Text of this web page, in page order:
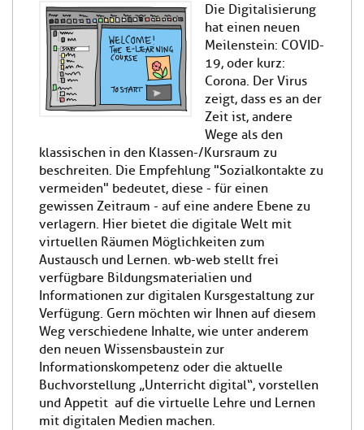
Die Digitalisierung
hat einen neuen
Meilenstein: COVID-
19, oder kurz:
Corona. Der Virus
zeigt, dass es an der
Zeit ist, andere
Wege als den
klassischen in den Klassen-/Kursraum zu
beschreiten. Die Empfehlung "Sozialkontakte zu
vermeiden" bedeutet, diese - für einen
gewissen Zeitraum - auf eine andere Ebene zu
verlagern. Hier bietet die digitale Welt mit
virtuellen Räumen Möglichkeiten zum
Austausch und Lernen. wb-web stellt frei
verfügbare Bildungsmaterialien und
Informationen zur digitalen Kursgestaltung zur
Verfügung. Gern möchten wir Ihnen auf diesem
Weg verschiedene Inhalte, wie unter anderem
den neuen Wissensbaustein zur
Informationskompetenz oder die aktuelle
Buchvorstellung „Unterricht digital“, vorstellen
und Appetit auf die virtuelle Lehre und Lernen
mit digitalen Medien machen.